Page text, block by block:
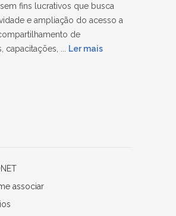
fins lucrativos que busca
e ampliação do acesso a
de
capacitações, ...
Ler mais
associar